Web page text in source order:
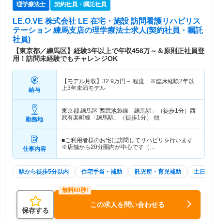
理学療法士 契約社員・嘱託社員
LE.O.VE 株式会社 LE 在宅・施設 訪問看護リハビリス
テーション 練馬支店の理学療法士求人(契約社員・嘱託
社員)
【東京都／練馬区】経験3年以上で年収456万～＆原則正社員登
用！訪問未経験でもチャレンジOK
給与
【モデル月収】 32.9万円～ 程度 ※臨床経験2年以
上3年未満モデル
勤務地
東京都 練馬区 西武池袋線「練馬駅」（徒歩1分）西
武有楽町線「練馬駅」（徒歩1分） 他
仕事内容
■ご利用者様のお宅に訪問してリハビリを行います
※店舗から20分圏内が中心です（…
駅から徒歩5分以内 住宅手当・補助 託児所・育児補助 土日祝休
保存する
この求人を問い合わせる